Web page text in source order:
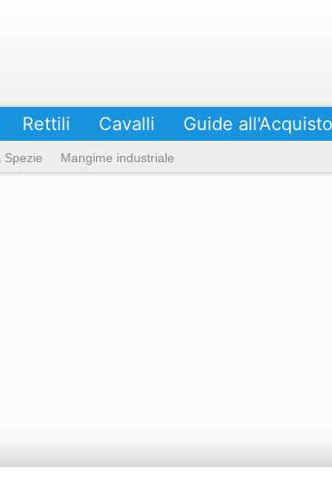
Spezie Mangime industriale
Rettili Cavalli Guide all'Acquisto